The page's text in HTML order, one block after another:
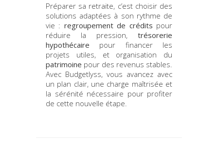
Préparer sa retraite, c’est choisir des
solutions adaptées à son rythme de
vie : regroupement de crédits pour
réduire la pression, trésorerie
hypothécaire pour financer les
projets utiles, et organisation du
patrimoine pour des revenus stables.
Avec Budgetlyss, vous avancez avec
un plan clair, une charge maîtrisée et
la sérénité nécessaire pour profiter
de cette nouvelle étape.